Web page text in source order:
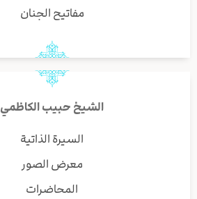
مفاتيح الجنان
الشيخ حبيب الكاظمي
السيرة الذاتية
معرض الصور
المحاضرات